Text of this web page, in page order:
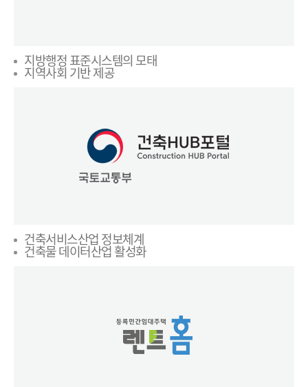
지방행정 표준시스템의 모태
지역사회 기반 제공
건축서비스산업 정보체계
건축물 데이터산업 활성화